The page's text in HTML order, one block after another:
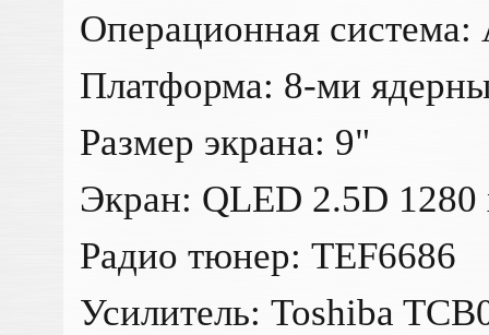
Операционная
Платформа: 8-ми
Размер экрана: 9"
Экран: QLED 2.5D 1280
Радио тюнер: TEF6686
Усилитель: Toshiba